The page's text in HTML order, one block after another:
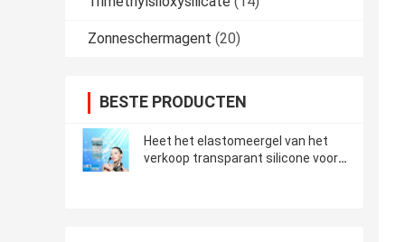
Zonneschermagent (20)
BESTE PRODUCTEN
Heet het elastomeergel van het
verkoop transparant silicone voor